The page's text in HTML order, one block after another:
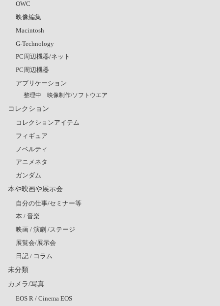
OWC
映像編集
Macintosh
G-Technology
PC周辺機器/ネット
PC周辺機器
アプリケーション
整理中 映像制作/ソフトウエア
コレクション
コレクションアイテム
フィギュア
ノベルティ
アニメネタ
ガンダム
本や映画や展示会
自分の仕事/セミナー等
本 / 音楽
映画 / 演劇 /ステージ
展覧会/展示会
日記 / コラム
未分類
カメラ/写真
EOS R / Cinema EOS